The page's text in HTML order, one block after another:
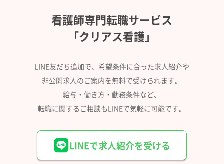
看護師専門転職サービス
「クリアス看護」
LINE友だち追加で、希望条件に合った求人紹介や
非公開求人のご案内を無料で受けられます。
給与・働き方・勤務条件など、
転職に関するご相談もLINEで気軽に可能です。
LINEで求人紹介を受ける